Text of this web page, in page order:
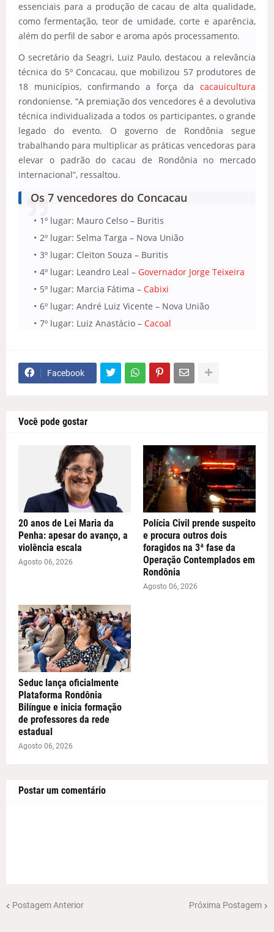
essenciais para a produção de cacau de alta qualidade,
como fermentação, teor de umidade, corte e aparência,
além do perfil de sabor e aroma após processamento.
O secretário da Seagri, Luiz Paulo, destacou a relevância
técnica do 5º Concacau, que mobilizou 57 produtores de
18 municípios, confirmando a força da cacauicultura
rondoniense. “A premiação dos vencedores é a devolutiva
técnica individualizada a todos os participantes, o grande
legado do evento. O governo de Rondônia segue
trabalhando para multiplicar as práticas vencedoras para
elevar o padrão do cacau de Rondônia no mercado
internacional”, ressaltou.
Os 7 vencedores do Concacau
1º lugar: Mauro Celso – Buritis
2º lugar: Selma Targa – Nova União
3º lugar: Cleiton Souza – Buritis
4º lugar: Leandro Leal – Governador Jorge Teixeira
5º lugar: Marcia Fátima – Cabixi
6º lugar: André Luiz Vicente – Nova União
7º lugar: Luiz Anastácio – Cacoal
Facebook
Você pode gostar
20 anos de Lei Maria da
Penha: apesar do avanço, a
violência escala
Agosto 06, 2026
Polícia Civil prende suspeito
e procura outros dois
foragidos na 3ª fase da
Operação Contemplados em
Rondônia
Agosto 06, 2026
Seduc lança oficialmente
Plataforma Rondônia
Bilíngue e inicia formação
de professores da rede
estadual
Agosto 06, 2026
Postar um comentário
Postagem Anterior Próxima Postagem